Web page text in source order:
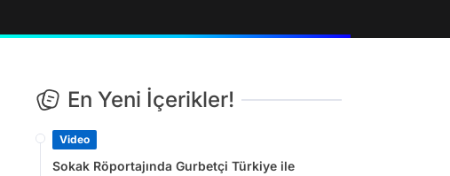
En Yeni İçerikler!
Video
Sokak Röportajında Gurbetçi Türkiye ile